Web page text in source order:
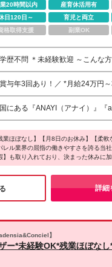
20時間以内 産育休活用有
日120日～ 育児と両立
格取得支援 副業OK
不問 ＊未経験歓迎 ～こんな方におススメ～ *人
すことが大好き! *アパレル経験
が好き! *ライフスタイルが変わ
ても活躍できるブランドで働きた
なる先輩社員がたくさん活躍して
与年3回あり！／ *月給24万円
績賞与 ※経験や能力等を考慮の
定いたします。 ※上記給与には
にある『ANAYI（アナイ）』『
イル）』 『LOULOU
ビー）』の ご希望の勤務地に
＼3月オープン！／ LOULOU
博多阪急 └博多駅直結！ 【
札幌 【東北】 ◆宮城県／仙台 【関東】 ◆
県／千葉 ◆神奈川県／横浜 ◆
本橋、銀座）千代田区（丸の内
◆京都府／京都 ◆大阪府／大
心斎橋）阿倍野区（あべの）
業ほぼなし】【月8日のお休み】【柔軟
レル業界の屈指の働きやすさを誇る当
】も取り入れており、決まった休みに
トに組み込んでくれるそうです♪さらに
く、取得義務有休と合わせて【年間
いました！産育休の取得実績もあるた
続けられる環境だと思います！
詳細
】
ー*未経験OK*残業ほぼな